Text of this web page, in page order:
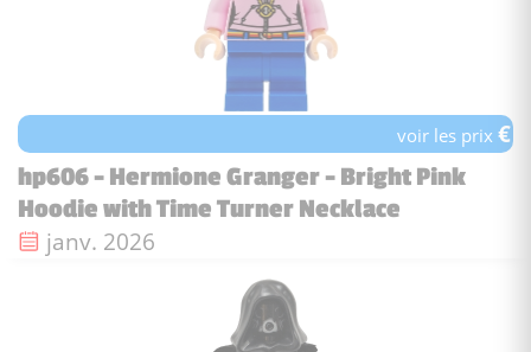
voir les prix€
hp606 - Hermione Granger - Bright Pink
Hoodie with Time Turner Necklace
Date de sortie :
janv. 2026